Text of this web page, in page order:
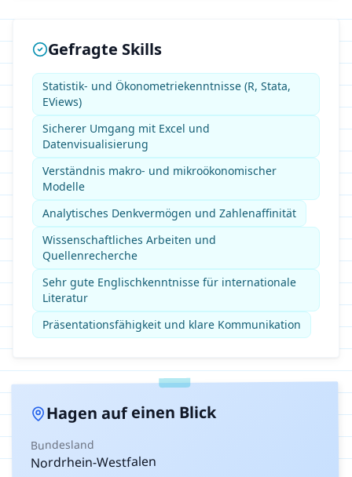
Gefragte Skills
Statistik- und Ökonometriekenntnisse (R, Stata,
EViews)
Sicherer Umgang mit Excel und
Datenvisualisierung
Verständnis makro- und mikroökonomischer
Modelle
Analytisches Denkvermögen und Zahlenaffinität
Wissenschaftliches Arbeiten und
Quellenrecherche
Sehr gute Englischkenntnisse für internationale
Literatur
Präsentationsfähigkeit und klare Kommunikation
Hagen auf einen Blick
Bundesland
Nordrhein-Westfalen